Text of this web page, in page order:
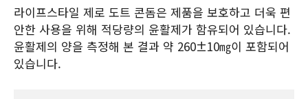
라이프스타일 제로 도트 콘돔은 제품을 보호하고 더욱 편
안한 사용을 위해 적당량의 윤활제가 함유되어 있습니다.
윤활제의 양을 측정해 본 결과 약 260±10㎎이 포함되어
있습니다.